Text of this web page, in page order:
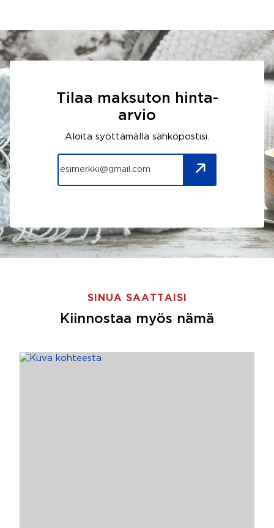
Tilaa maksuton hinta-
arvio
Aloita syöttämällä sähköpostisi.
SINUA SAATTAISI
Kiinnostaa myös nämä